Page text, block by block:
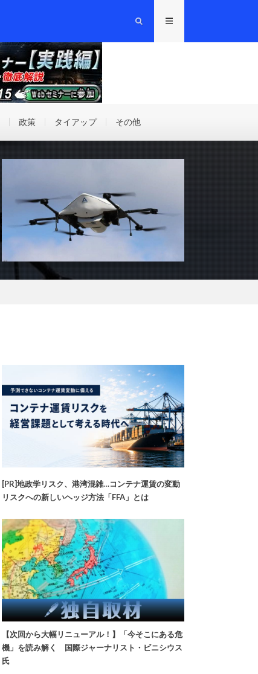
政策 タイアップ その他
[PR]地政学リスク、港湾混雑…コンテナ運賃の変動
リスクへの新しいヘッジ方法「FFA」とは
【次回から大幅リニューアル！】「今そこにある危
機」を読み解く 国際ジャーナリスト・ビニシウス
氏